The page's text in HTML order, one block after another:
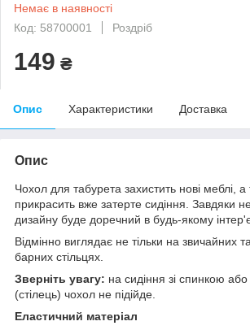
Немає в наявності
Код: 58700001
Роздріб
149 ₴
Опис Характеристики Доставка
Опис
Чохол для табурета захистить нові меблі, а
прикрасить вже затерте сидіння. Завдяки
дизайну буде доречний в будь-якому
Відмінно виглядає не тільки на звичайних
барних стільцях.
Зверніть увагу: на сидіння зі спинкою або
(стілець) чохол не підійде.
Еластичний матеріал